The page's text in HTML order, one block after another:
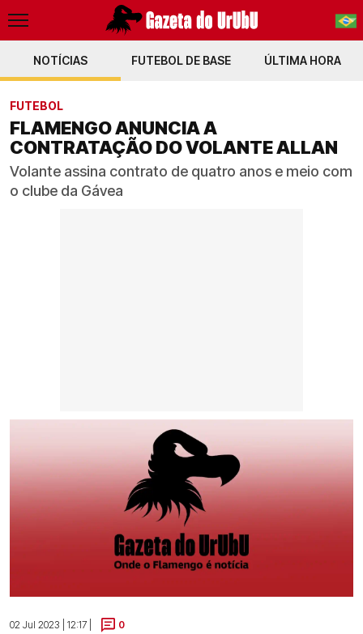
PT-BR
NOTÍCIAS FUTEBOL DE BASE ÚLTIMA HORA
FUTEBOL
FLAMENGO ANUNCIA A
CONTRATAÇÃO DO VOLANTE ALLAN
Volante assina contrato de quatro anos e meio com
o clube da Gávea
02 Jul 2023 | 12:17 | 0